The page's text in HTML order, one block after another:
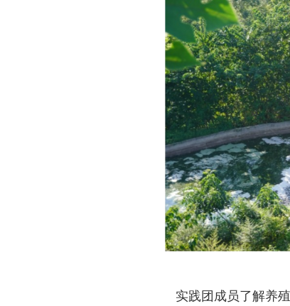
实践团成员了解养